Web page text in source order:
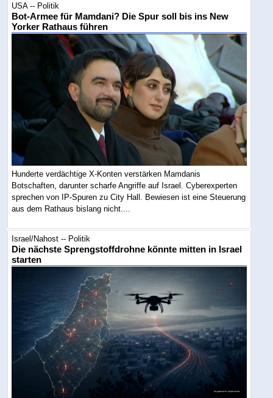
USA -- Politik
Bot-Armee für Mamdani? Die Spur soll bis ins New
Yorker Rathaus führen
Hunderte verdächtige X-Konten verstärken Mamdanis
Botschaften, darunter scharfe Angriffe auf Israel. Cyberexperten
sprechen von IP-Spuren zu City Hall. Bewiesen ist eine Steuerung
aus dem Rathaus bislang nicht....
Israel/Nahost -- Politik
Die nächste Sprengstoffdrohne könnte mitten in Israel
starten